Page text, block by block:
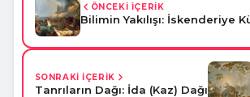
ÖNCEKİ İÇERİK
Bilimin Yakılışı: İskenderiye
SONRAKİ İÇERİK
Tanrıların Dağı: İda (Kaz) Dağı